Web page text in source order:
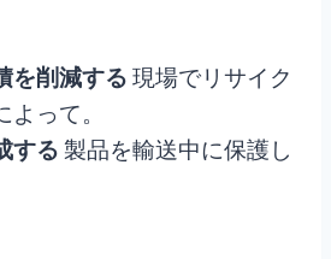
を削減する 現場でリサイク
って。
する 製品を輸送中に保護し